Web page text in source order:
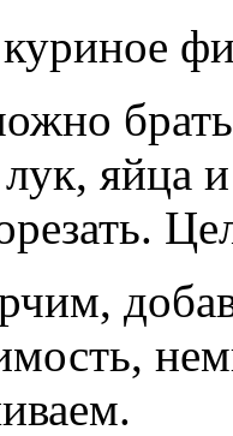
яйца